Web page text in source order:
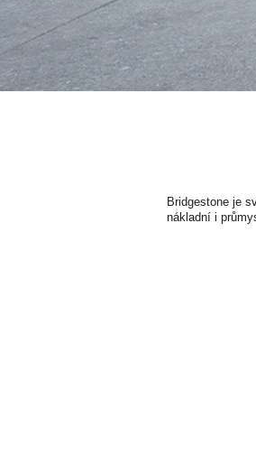
Bridgestone je
nákladní i